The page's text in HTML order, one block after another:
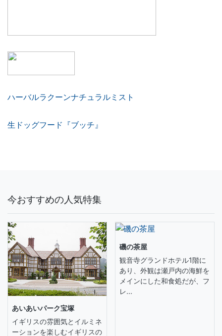
ハーバルラクーンナチュラルミスト
生ドッグフード『ブッチ』
今おすすめの人気特集
あいあいパーク宝塚
イギリスの雰囲気とイルミネ
ーションを楽しむイギリスの
磯の茶屋
観音寺グランドホテル1階に
あり、外観は瀬戸内の海鮮を
メインにした和食処だが、フ
レ...